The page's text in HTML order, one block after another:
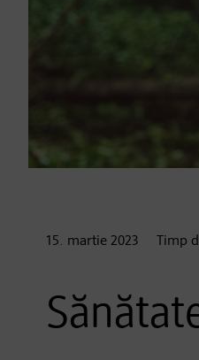
15. martie 2023 Timp